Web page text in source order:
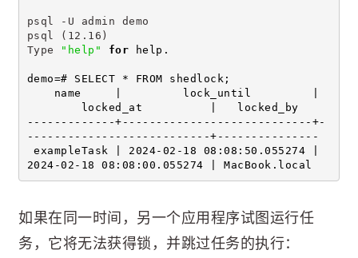
psql -U admin demo
psql (12.16)
Type
"help" for help.
demo=# SELECT * FROM shedlock;
name     |         lock_until         |
locked_at          |   locked_by
-------------+----------------------------+-
---------------------------+---------------
exampleTask | 2024-02-18 08:08:50.055274 |
2024-02-18 08:08:00.055274 | MacBook.local
如果在同一时间，另一个应用程序试图运行任
务，它将无法获得锁，并跳过任务的执行：